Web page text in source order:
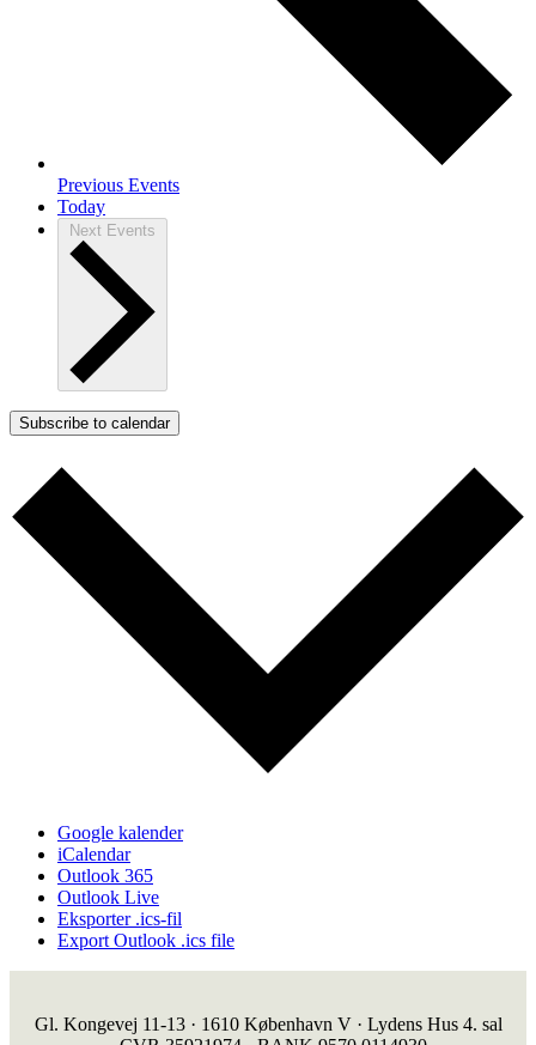
Previous Events
Today
Next Events
Subscribe to calendar
Google kalender
iCalendar
Outlook 365
Outlook Live
Eksporter .ics-fil
Export Outlook .ics file
Gl. Kongevej 11-13 · 1610 København V · Lydens Hus 4. sal